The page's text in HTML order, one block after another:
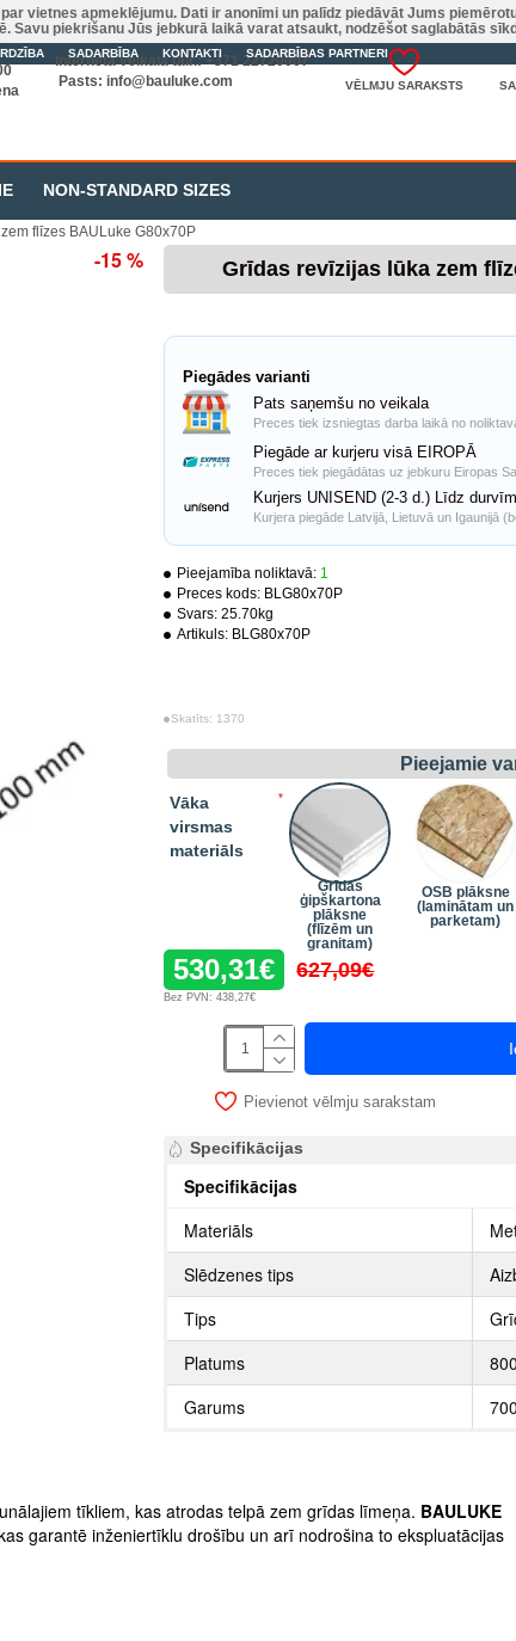
vietnes apmeklējumu. Dati ir anonīmi un palīdz piedāvāt Jums
piekrišanu Jūs jebkurā laikā varat atsaukt, nodzēšot saglabātās
SADARBĪBA KONTAKTI SADARBĪBAS PARTNERI
Interneta veikala tālr.: +371 22720007
Pasts: info@bauluke.com VĒLMJU SARAKSTS
NON-STANDARD SIZES
flīzes BAULuke G80x70P
-15 % Grīdas revīzijas lūka zem
Pieejamība noliktavā: 1
Preces kods: BLG80x70P
Svars: 25.70kg
Artikuls: BLG80x70P
Skatīts: 1370
530,31€ 627,09€
Bez PVN: 438,27€
Pieejamie
Vāka
virsmas
materiāls
Grīdas
ģipškartona
plāksne
(flīzēm un
granitam)
OSB plāksne
(laminātam un
parketam)
Piegādes varianti
Pats saņemšu no veikala
Preces tiek izsniegtas darba laikā no
Piegāde ar kurjeru visā EIROPĀ
Preces tiek piegādātas uz jebkuru Eiropas
Kurjers UNISEND (2-3 d.) Līdz durvīm
Kurjera piegāde Latvijā, Lietuvā un Igaunijā
Pievienot vēlmju sarakstam
Specifikācijas
Specifikācijas
Materiāls
Slēdzenes tips
Tips
Platums
Garums
tīkliem, kas atrodas telpā zem grīdas līmeņa. BAULUKE
garantē inženiertīklu drošību un arī nodrošina to ekspluatācijas